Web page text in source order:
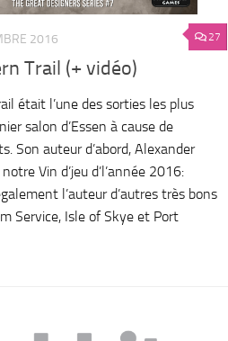
27
2016
Trail (+ vidéo)
était l’une des sorties les plus
salon d’Essen à cause de
Son auteur d’abord, Alexander
Vin d’jeu d’l’année 2016:
l’auteur d’autres très bons
Service, Isle of Skye et Port